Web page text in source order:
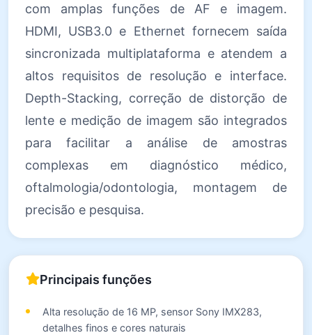
com amplas funções de AF e imagem.
HDMI, USB3.0 e Ethernet fornecem saída
sincronizada multiplataforma e atendem a
altos requisitos de resolução e interface.
Depth-Stacking, correção de distorção de
lente e medição de imagem são integrados
para facilitar a análise de amostras
complexas em diagnóstico médico,
oftalmologia/odontologia, montagem de
precisão e pesquisa.
Principais funções
Alta resolução de 16 MP, sensor Sony IMX283,
detalhes finos e cores naturais